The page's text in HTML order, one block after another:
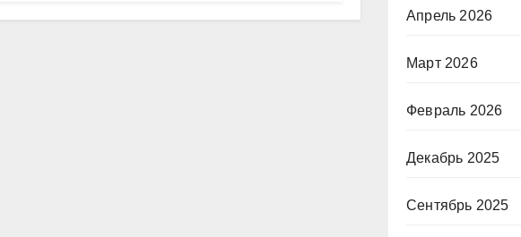
Апрель 2026
Март 2026
Февраль 2026
Декабрь 2025
Сентябрь 2025